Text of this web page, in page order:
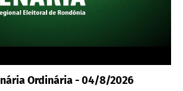
Ordinária - 04/8/2026